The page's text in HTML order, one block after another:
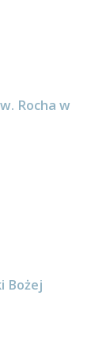
Rocha w
Bożej